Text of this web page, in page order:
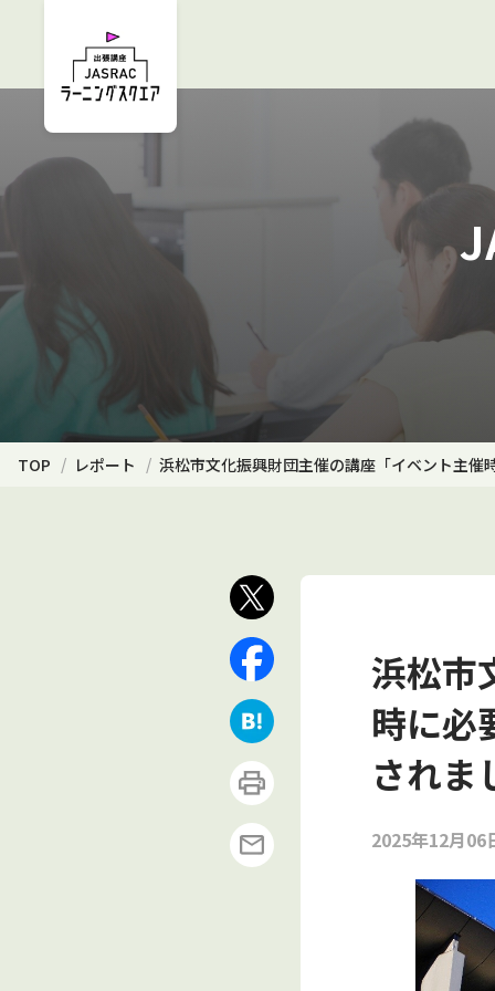
TOP レポート 浜松市文化振興財団主催の講座「イベント主
浜松市
時に必
されま
2025年12月06